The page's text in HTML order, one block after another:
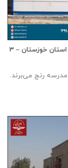
تقدیم ۵ مدرسه یک کلاسه با سرويس بهداشتی به استان خوزستان – ۳
مدرسه رنج می‌برند.